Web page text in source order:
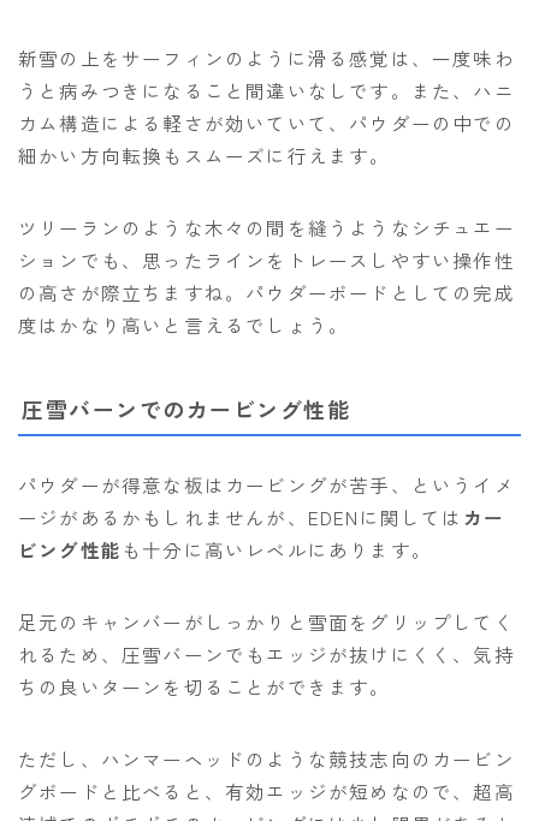
新雪の上をサーフィンのように滑る感覚は、一度味わ
うと病みつきになること間違いなしです。また、ハニ
カム構造による軽さが効いていて、パウダーの中での
細かい方向転換もスムーズに行えます。
ツリーランのような木々の間を縫うようなシチュエー
ションでも、思ったラインをトレースしやすい操作性
の高さが際立ちますね。パウダーボードとしての完成
度はかなり高いと言えるでしょう。
圧雪バーンでのカービング性能
パウダーが得意な板はカービングが苦手、というイメ
ージがあるかもしれませんが、EDENに関しては カー
ビング性能も十分に高いレベルにあります。
足元のキャンバーがしっかりと雪面をグリップしてく
れるため、圧雪バーンでもエッジが抜けにくく、気持
ちの良いターンを切ることができます。
ただし、ハンマーヘッドのような競技志向のカービン
グボードと比べると、有効エッジが短めなので、超高